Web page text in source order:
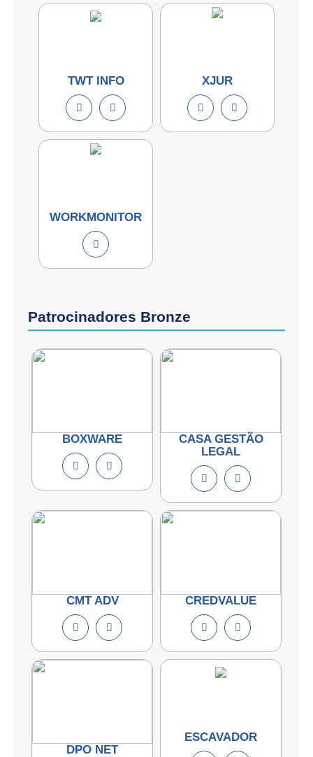
TWT INFO XJUR
WORKMONITOR
Patrocinadores Bronze
BOXWARE
CASA GESTÃO
LEGAL
CMT ADV CREDVALUE
DPO NET
ESCAVADOR